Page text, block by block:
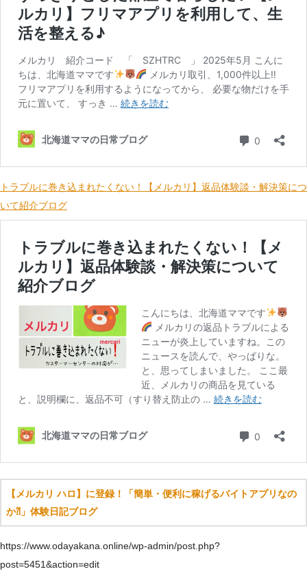
トラブルに巻き込まれたくない！【メルカリ】返品体験談・解決策につ
いて紹介ブログ
【メルカリ ハロ】に登録！「簡単・便利に稼げるバイトアプリなの
か⁈」体験日記ブログ
https://www.odayakana.online/wp-admin/post.php?
post=5451&action=edit